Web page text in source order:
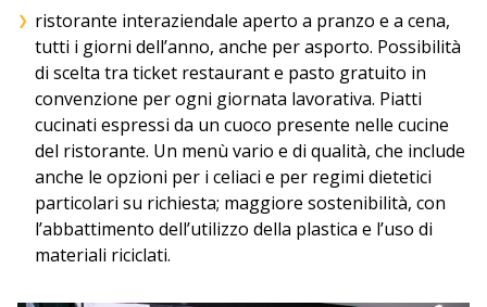
ristorante interaziendale aperto a pranzo e a cena,
tutti i giorni dell’anno, anche per asporto. Possibilità
di scelta tra ticket restaurant e pasto gratuito in
convenzione per ogni giornata lavorativa. Piatti
cucinati espressi da un cuoco presente nelle cucine
del ristorante. Un menù vario e di qualità, che include
anche le opzioni per i celiaci e per regimi dietetici
particolari su richiesta; maggiore sostenibilità, con
l’abbattimento dell’utilizzo della plastica e l’uso di
materiali riciclati.